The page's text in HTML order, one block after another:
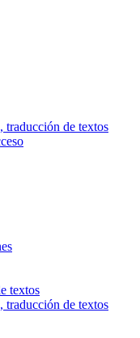
traducción de textos
textos
traducción de textos